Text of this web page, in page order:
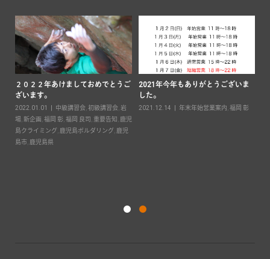
２０２２年あけましておめでとうご
ざいます。
2022.01.01 中級講習会,初級講習会,岩
場,新企画,福岡 彰,福岡 良司 , 重要告知 ,鹿児
島クライミング,鹿児島ボルダリング,鹿児
島市,鹿児島県
2021年今年もありがとうございま
した。
2021.12.14 年末年始営業案内,福岡 彰